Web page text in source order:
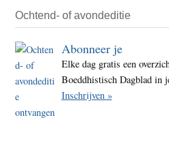
Ochtend- of avondeditie
Abonneer je
Elke dag gratis een
Boeddhistisch Dagblad in
Inschrijven »